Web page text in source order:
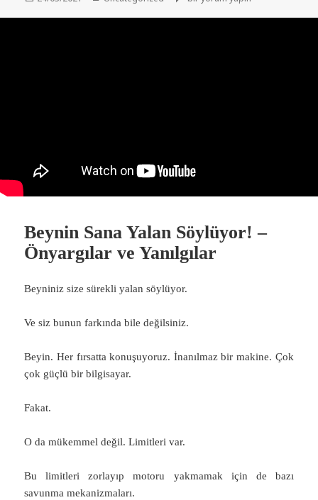
Beynin Sana Yalan Söylüyor! –
Önyargılar ve Yanılgılar
Beyniniz size sürekli yalan söylüyor.
Ve siz bunun farkında bile değilsiniz.
Beyin. Her fırsatta konuşuyoruz. İnanılmaz bir makine. Çok
çok güçlü bir bilgisayar.
Fakat.
O da mükemmel değil. Limitleri var.
Bu limitleri zorlayıp motoru yakmamak için de bazı
savunma mekanizmaları.